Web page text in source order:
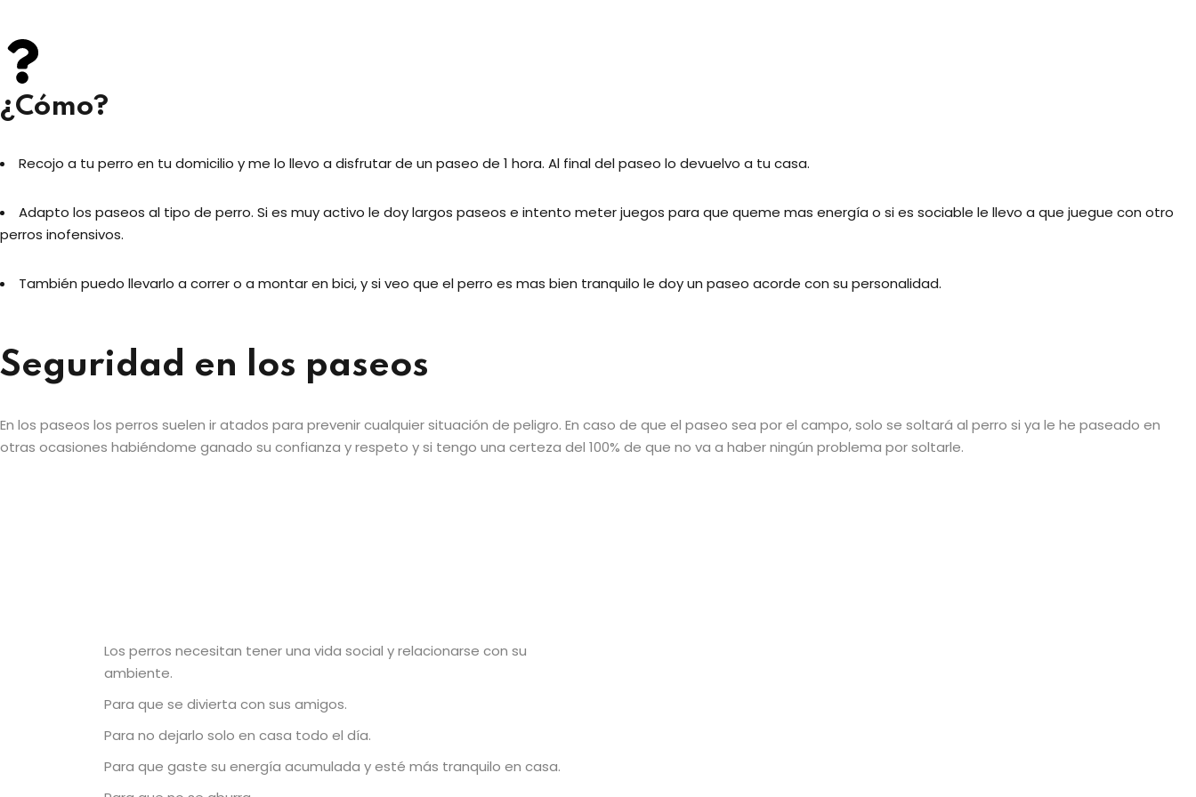
¿Cómo?
Recojo a tu perro en tu domicilio y me lo llevo a disfrutar de un paseo de 1 hora. Al final del paseo lo devuelvo a tu casa.
Adapto los paseos al tipo de perro. Si es muy activo le doy largos paseos e intento meter juegos para que queme mas energía o si es sociable le llevo a que juegue con otro
perros inofensivos.
También puedo llevarlo a correr o a montar en bici, y si veo que el perro es mas bien tranquilo le doy un paseo acorde con su personalidad.
Seguridad en los paseos
En los paseos los perros suelen ir atados para prevenir cualquier situación de peligro. En caso de que el paseo sea por el campo, solo se soltará al perro si ya le he paseado en
otras ocasiones habiéndome ganado su confianza y respeto y si tengo una certeza del 100% de que no va a haber ningún problema por soltarle.
Los perros necesitan tener una vida social y relacionarse con su
ambiente.
Para que se divierta con sus amigos.
Para no dejarlo solo en casa todo el día.
Para que gaste su energía acumulada y esté más tranquilo en casa.